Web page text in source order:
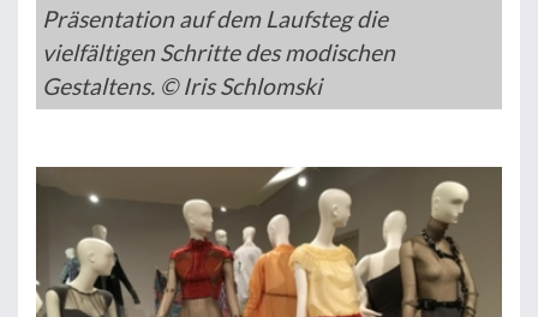
Präsentation auf dem Laufsteg die
vielfältigen Schritte des modischen
Gestaltens. © Iris Schlomski